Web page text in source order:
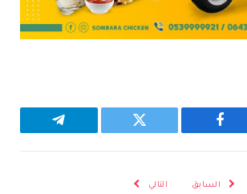
فيسبوك تويتر تيلقرام
السابق التالي